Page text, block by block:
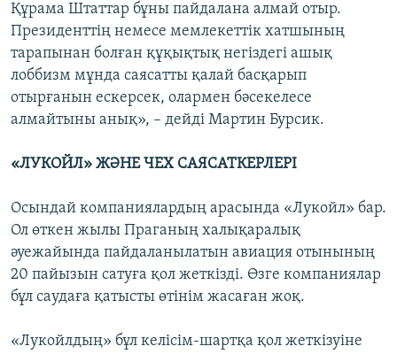
Құрама Штаттар бұны пайдалана алмай отыр.
Президенттің немесе мемлекеттік хатшының
тарапынан болған құқықтық негіздегі ашық
лоббизм мұнда саясатты қалай басқарып
отырғанын ескерсек, олармен бәсекелесе
алмайтыны анық», – дейді Мартин Бурсик.
«ЛУКОЙЛ» ЖӘНЕ ЧЕХ САЯСАТКЕРЛЕРІ
Осындай компаниялардың арасында «Лукойл» бар.
Ол өткен жылы Праганың халықаралық
әуежайында пайдаланылатын авиация отынының
20 пайызын сатуға қол жеткізді. Өзге компаниялар
бұл саудаға қатысты өтінім жасаған жоқ.
«Лукойлдың» бұл келісім-шартқа қол жеткізуіне